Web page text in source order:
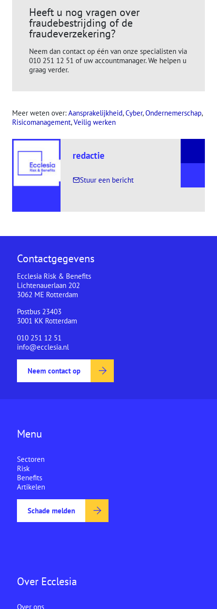
Heeft u nog vragen over
fraudebestrijding of de
fraudeverzekering?
Neem dan contact op één van onze specialisten via
010 251 12 51 of uw accountmanager. We helpen u
graag verder.
Meer weten over: Aansprakelijkheid, Cyber, Ondernemerschap,
Risicomanagement, Veilig werken
redactie
Stuur een bericht
, naar redactie
Contactgegevens
Ecclesia Risk & Benefits
Lichtenauerlaan 202
3062 ME Rotterdam
Postbus 23403
3001 KK Rotterdam
010 251 12 51
info@ecclesia.nl
Neem contact op
Menu
Sectoren
Risk
Benefits
Artikelen
Schade melden
Over Ecclesia
Over ons